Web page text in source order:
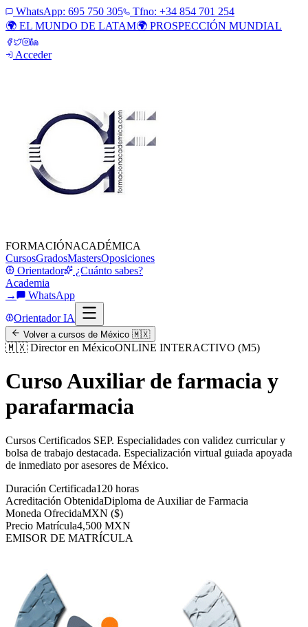
WhatsApp: 695 750 305
Tfno: +34 854 701 254
🌍 EL MUNDO DE LATAM🌍 PROSPECCIÓN MUNDIAL
Acceder
FORMACIÓNACADÉMICA
CursosGradosMastersOposiciones
Orientador
¿Cuánto sabes?
Academia
→
WhatsApp
Orientador IA
Volver a cursos de México 🇲🇽
🇲🇽 Director en MéxicoONLINE INTERACTIVO (M5)
Curso Auxiliar de farmacia y
parafarmacia
Cursos Certificados SEP. Especialidades con validez curricular y
bolsa de trabajo destacada. Especialización virtual guiada apoyada
de inmediato por asesores de México.
Duración Certificada120 horas
Acreditación ObtenidaDiploma de Auxiliar de Farmacia
Moneda OfrecidaMXN ($)
Precio Matrícula4,500 MXN
EMISOR DE MATRÍCULA